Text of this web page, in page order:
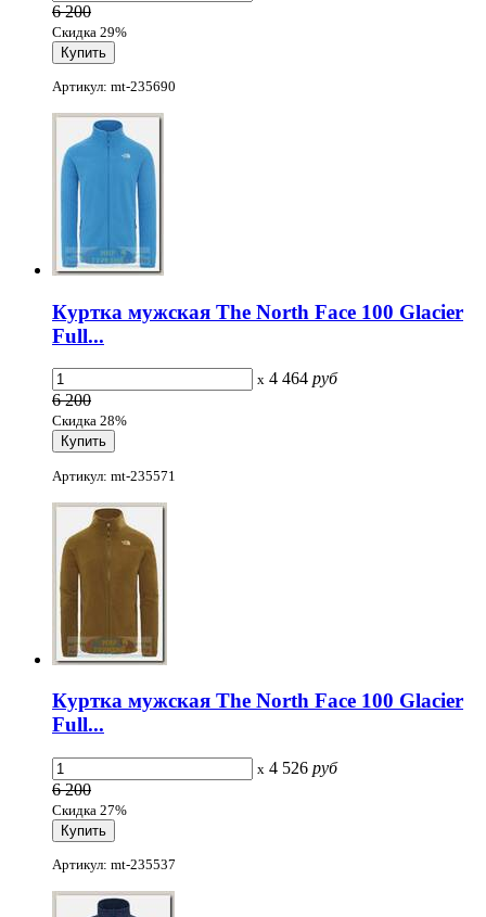
6 200
Скидка 29%
Артикул: mt-235690
Куртка мужская The North Face 100 Glacier
Full...
x 4 464 руб
6 200
Скидка 28%
Артикул: mt-235571
Куртка мужская The North Face 100 Glacier
Full...
x 4 526 руб
6 200
Скидка 27%
Артикул: mt-235537